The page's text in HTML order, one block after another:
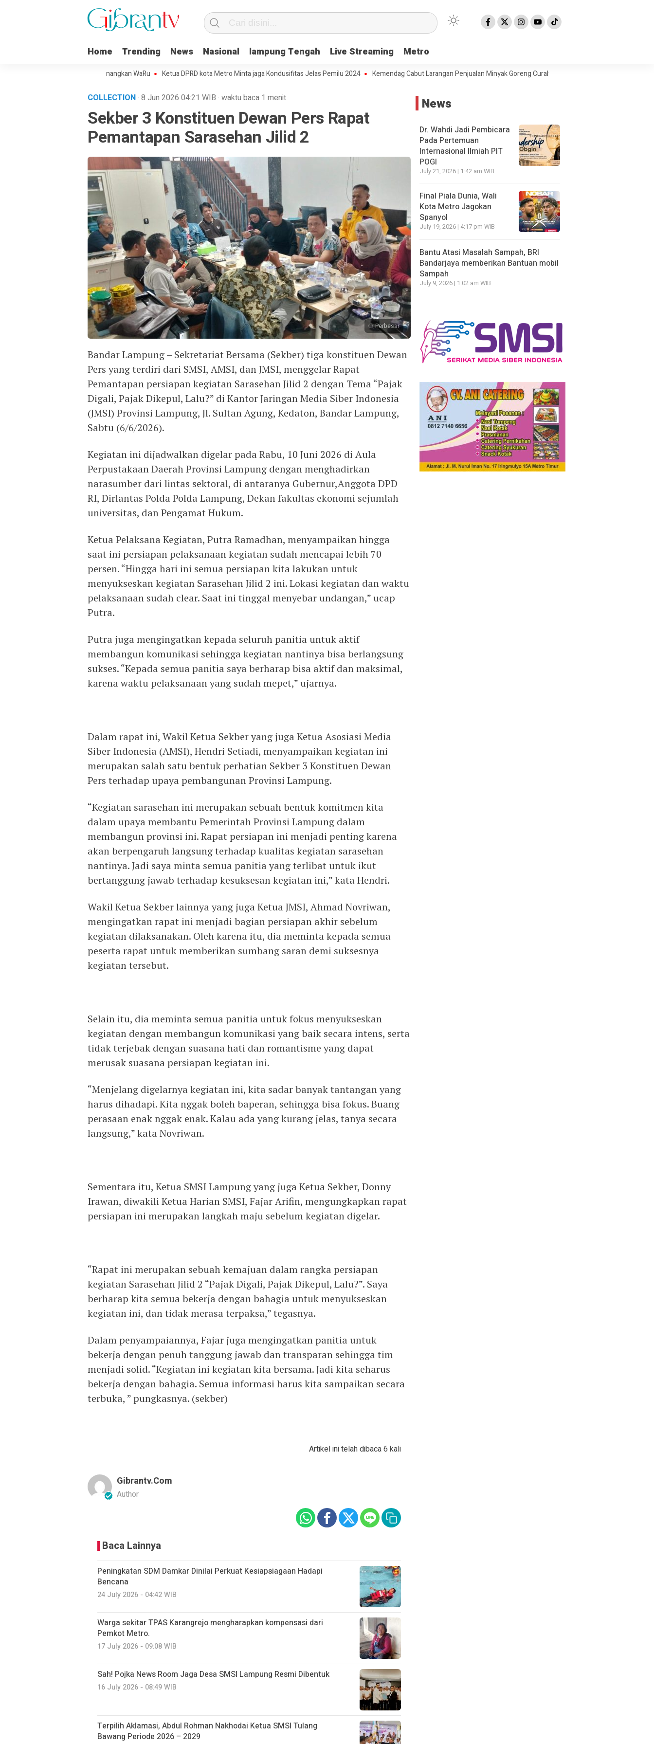
Home Trending News Nasional lampung Tengah Live Streaming Metro
Kota Metro Sepakat Menangkan WaRu Ketua DPRD kota Metro Minta jaga Kondusifitas Jelas Pemilu 2024 Kemendag Cabut Larangan Penjualan Minyak Goreng Curah Berita Populer: Uji Coba Gage ke
COLLECTION· 8 Jun 2026 04:21 WIB · waktu baca 1 menit
Sekber 3 Konstituen Dewan Pers Rapat
Pemantapan Sarasehan Jilid 2
Perbesar
Bandar Lampung – Sekretariat Bersama (Sekber) tiga konstituen Dewan
Pers yang terdiri dari SMSI, AMSI, dan JMSI, menggelar Rapat
Pemantapan persiapan kegiatan Sarasehan Jilid 2 dengan Tema “Pajak
Digali, Pajak Dikepul, Lalu?” di Kantor Jaringan Media Siber Indonesia
(JMSI) Provinsi Lampung, Jl. Sultan Agung, Kedaton, Bandar Lampung,
Sabtu (6/6/2026).
Kegiatan ini dijadwalkan digelar pada Rabu, 10 Juni 2026 di Aula
Perpustakaan Daerah Provinsi Lampung dengan menghadirkan
narasumber dari lintas sektoral, di antaranya Gubernur,Anggota DPD
RI, Dirlantas Polda Polda Lampung, Dekan fakultas ekonomi sejumlah
universitas, dan Pengamat Hukum.
Ketua Pelaksana Kegiatan, Putra Ramadhan, menyampaikan hingga
saat ini persiapan pelaksanaan kegiatan sudah mencapai lebih 70
persen. “Hingga hari ini semua persiapan kita lakukan untuk
menyukseskan kegiatan Sarasehan Jilid 2 ini. Lokasi kegiatan dan waktu
pelaksanaan sudah clear. Saat ini tinggal menyebar undangan,” ucap
Putra.
Putra juga mengingatkan kepada seluruh panitia untuk aktif
membangun komunikasi sehingga kegiatan nantinya bisa berlangsung
sukses. “Kepada semua panitia saya berharap bisa aktif dan maksimal,
karena waktu pelaksanaan yang sudah mepet,” ujarnya.
Dalam rapat ini, Wakil Ketua Sekber yang juga Ketua Asosiasi Media
Siber Indonesia (AMSI), Hendri Setiadi, menyampaikan kegiatan ini
merupakan salah satu bentuk perhatian Sekber 3 Konstituen Dewan
Pers terhadap upaya pembangunan Provinsi Lampung.
“Kegiatan sarasehan ini merupakan sebuah bentuk komitmen kita
dalam upaya membantu Pemerintah Provinsi Lampung dalam
membangun provinsi ini. Rapat persiapan ini menjadi penting karena
akan berpengaruh langsung terhadap kualitas kegiatan sarasehan
nantinya. Jadi saya minta semua panitia yang terlibat untuk ikut
bertanggung jawab terhadap kesuksesan kegiatan ini,” kata Hendri.
Wakil Ketua Sekber lainnya yang juga Ketua JMSI, Ahmad Novriwan,
mengingatkan rapat ini menjadi bagian persiapan akhir sebelum
kegiatan dilaksanakan. Oleh karena itu, dia meminta kepada semua
peserta rapat untuk memberikan sumbang saran demi suksesnya
kegiatan tersebut.
Selain itu, dia meminta semua panitia untuk fokus menyukseskan
kegiatan dengan membangun komunikasi yang baik secara intens, serta
tidak terjebak dengan suasana hati dan romantisme yang dapat
merusak suasana persiapan kegiatan ini.
“Menjelang digelarnya kegiatan ini, kita sadar banyak tantangan yang
harus dihadapi. Kita nggak boleh baperan, sehingga bisa fokus. Buang
perasaan enak nggak enak. Kalau ada yang kurang jelas, tanya secara
langsung,” kata Novriwan.
Sementara itu, Ketua SMSI Lampung yang juga Ketua Sekber, Donny
Irawan, diwakili Ketua Harian SMSI, Fajar Arifin, mengungkapkan rapat
persiapan ini merupakan langkah maju sebelum kegiatan digelar.
“Rapat ini merupakan sebuah kemajuan dalam rangka persiapan
kegiatan Sarasehan Jilid 2 “Pajak Digali, Pajak Dikepul, Lalu?”. Saya
berharap kita semua bekerja dengan bahagia untuk menyukseskan
kegiatan ini, dan tidak merasa terpaksa,” tegasnya.
Dalam penyampaiannya, Fajar juga mengingatkan panitia untuk
bekerja dengan penuh tanggung jawab dan transparan sehingga tim
menjadi solid. “Kegiatan ini kegiatan kita bersama. Jadi kita seharus
bekerja dengan bahagia. Semua informasi harus kita sampaikan secara
terbuka, ” pungkasnya. (sekber)
Artikel ini telah dibaca 6 kali
Gibrantv.com
Author
Baca Lainnya
Peningkatan SDM Damkar Dinilai Perkuat Kesiapsiagaan Hadapi
Bencana
24 July 2026 - 04:42 WIB
Warga sekitar TPAS Karangrejo mengharapkan kompensasi dari
Pemkot Metro.
17 July 2026 - 09:08 WIB
Sah! Pojka News Room Jaga Desa SMSI Lampung Resmi Dibentuk
16 July 2026 - 08:49 WIB
Terpilih Aklamasi, Abdul Rohman Nakhodai Ketua SMSI Tulang
Bawang Periode 2026 – 2029
News
Dr. Wahdi Jadi Pembicara
Pada Pertemuan
Internasional Ilmiah PIT
POGI
July 21, 2026 | 1:42 am WIB
Final Piala Dunia, Wali
Kota Metro Jagokan
Spanyol
July 19, 2026 | 4:17 pm WIB
Bantu Atasi Masalah Sampah, BRI
Bandarjaya memberikan Bantuan mobil
Sampah
July 9, 2026 | 1:02 am WIB